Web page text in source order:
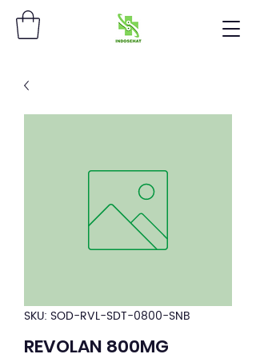
SKU: SOD-RVL-SDT-0800-SNB
REVOLAN 800MG